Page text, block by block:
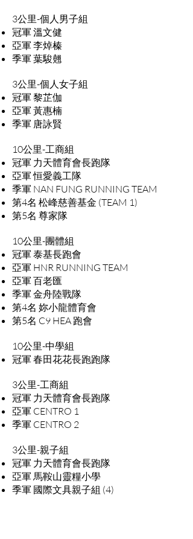
3公里-個人男子組
冠軍 溫文健
亞軍 李焯榛
季軍 葉駿翹
3公里-個人女子組
冠軍 黎芷伽
亞軍 黃惠楠
季軍 唐詠賢
10公里-工商組
冠軍 力天體育會長跑隊
亞軍 恒愛義工隊
季軍 NAN FUNG RUNNING TEAM
第4名 松峰慈善基金 (TEAM 1)
第5名 尊家隊
10公里-團體組
冠軍 泰基長跑會
亞軍 HNR RUNNING TEAM
亞軍 百老匯
季軍 金舟陸戰隊
第4名 妳小龍體育會
第5名 C9 HEA 跑會
10公里-中學組
冠軍 春田花花長跑跑隊
3公里-工商組
冠軍 力天體育會長跑隊
亞軍 CENTRO 1
季軍 CENTRO 2
3公里-親子組
冠軍 力天體育會長跑隊
亞軍 馬鞍山靈糧小學
季軍 國際文具親子組 (4)